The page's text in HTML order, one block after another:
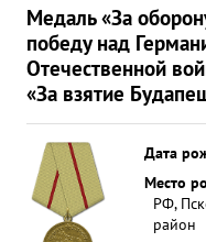
Медаль «За
победу над
Отечественной
«За взятие
Дата
Место
РФ,
район